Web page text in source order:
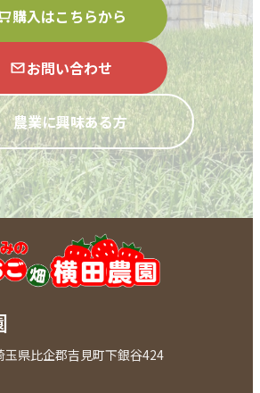
購入はこちらから
お問い合わせ
農業に興味ある方
玉県比企郡吉見町下銀谷424